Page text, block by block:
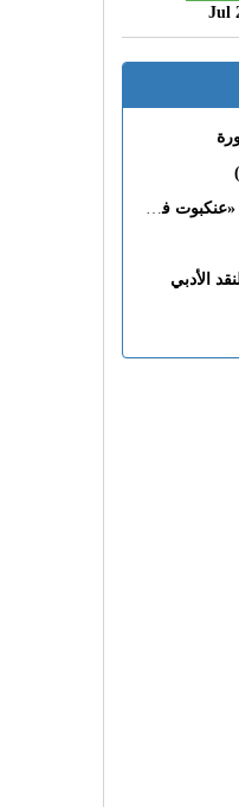
عنكبوت التاريخ يتحول إلى «عنكبوت فى القلب»
الأدبي